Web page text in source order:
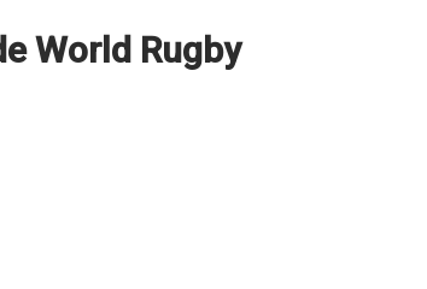
World Rugby